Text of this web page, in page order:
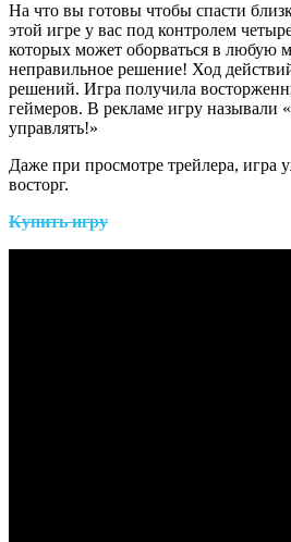
На что вы готовы чтобы спасти
этой игре у вас под контролем
которых может оборваться в
неправильное решение! Ход
решений. Игра получила
геймеров. В рекламе игру
управлять!»
Даже при просмотре трейлера, игра
восторг.
Купить игру